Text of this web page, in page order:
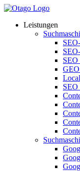
Leistungen
SEO
SEO